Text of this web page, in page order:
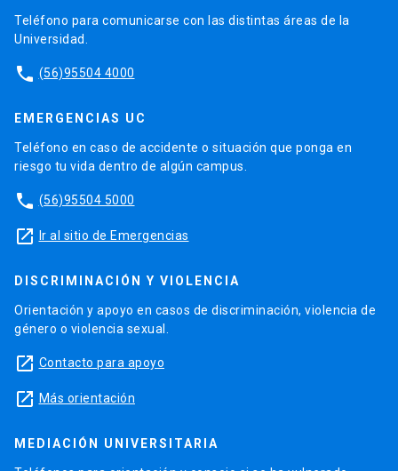
Teléfono para comunicarse con las distintas áreas de la
Universidad.
phone (56)95504 4000
EMERGENCIAS UC
Teléfono en caso de accidente o situación que ponga en
riesgo tu vida dentro de algún campus.
phone (56)95504 5000
launch Ir al sitio de Emergencias
DISCRIMINACIÓN Y VIOLENCIA
Orientación y apoyo en casos de discriminación, violencia de
género o violencia sexual.
launch Contacto para apoyo
launch Más orientación
MEDIACIÓN UNIVERSITARIA